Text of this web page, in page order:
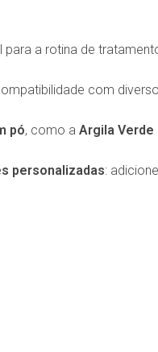
para a rotina de
com
pó, como a Argila Verde
personalizadas: